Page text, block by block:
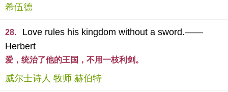
希伍德
28.
Love rules his kingdom without a sword.——
Herbert
爱，统治了他的王国，不用一枝利剑。
威尔士诗人 牧师 赫伯特